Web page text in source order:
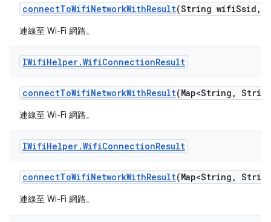
connectToWifiNetworkWithResult(String wifiSsid ,
連線至 Wi-Fi 網路。
IWifiHelper.WifiConnectionResult
connectToWifiNetworkWithResult(Map<String ,
連線至 Wi-Fi 網路。
IWifiHelper.WifiConnectionResult
connectToWifiNetworkWithResult(Map<String ,
連線至 Wi-Fi 網路。